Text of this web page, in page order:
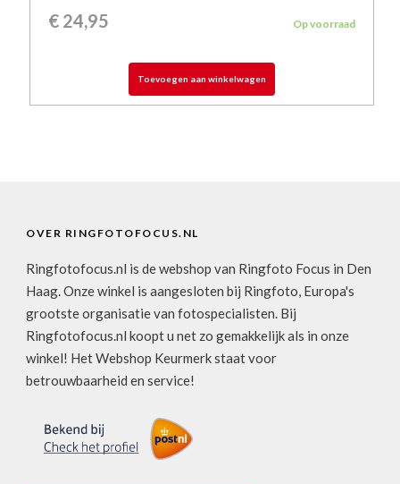
€24,95 Op voorraad
Toevoegen aan winkelwagen
OVER RINGFOTOFOCUS.NL
Ringfotofocus.nl is de webshop van Ringfoto Focus in Den
Haag. Onze winkel is aangesloten bij Ringfoto, Europa's
grootste organisatie van fotospecialisten. Bij
Ringfotofocus.nl koopt u net zo gemakkelijk als in onze
winkel! Het Webshop Keurmerk staat voor
betrouwbaarheid en service!